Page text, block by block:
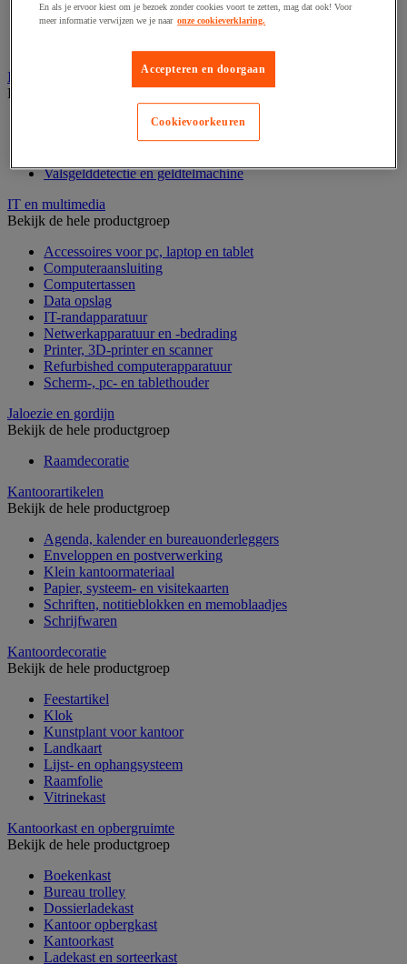
Mobiel folderrek
Tafel folderstandaard
Inname en beheer van geld
Bekijk de hele productgroep
Barcode scanner en accessoires
Biljettenteller/sorteerder en valsgelddetector
Valsgelddetectie en geldtelmachine
IT en multimedia
Bekijk de hele productgroep
Accessoires voor pc, laptop en tablet
Computeraansluiting
Computertassen
Data opslag
IT-randapparatuur
Netwerkapparatuur en -bedrading
Printer, 3D-printer en scanner
Refurbished computerapparatuur
Scherm-, pc- en tablethouder
Jaloezie en gordijn
Bekijk de hele productgroep
Raamdecoratie
Kantoorartikelen
Bekijk de hele productgroep
Agenda, kalender en bureauonderleggers
Enveloppen en postverwerking
Klein kantoormateriaal
Papier, systeem- en visitekaarten
Schriften, notitieblokken en memoblaadjes
Schrijfwaren
Kantoordecoratie
Bekijk de hele productgroep
Feestartikel
Klok
Kunstplant voor kantoor
Landkaart
Lijst- en ophangsysteem
Raamfolie
Vitrinekast
Kantoorkast en opbergruimte
Bekijk de hele productgroep
Boekenkast
Bureau trolley
Dossierladekast
Kantoor opbergkast
Kantoorkast
Ladekast en sorteerkast
En als je ervoor kiest om je bezoek zonder cookies voort te zetten, mag dat ook! Voor
meer informatie verwijzen we je naar onze cookieverklaring.
Accepteren en doorgaan
Cookievoorkeuren